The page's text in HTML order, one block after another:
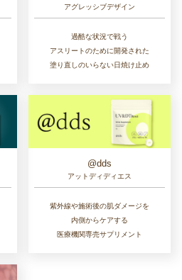
アグレッシブデザイン
過酷な状況で戦う
アスリートのために開発された
塗り直しのいらない日焼け止め
@dds
アットディディエス
紫外線や施術後の肌ダメージを
内側からケアする
医療機関専売サプリメント